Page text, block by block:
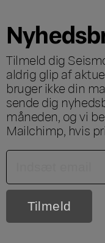
Tilmeld dig
aldrig glip af
bruger ikke din
sende dig
måneden, og vi
Mailchimp, hvis